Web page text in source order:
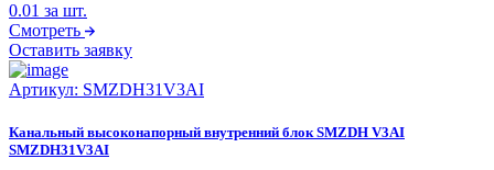
0.01 за шт.
Смотреть
Оставить заявку
Артикул: SMZDH31V3AI
Канальный высоконапорный внутренний блок SMZDH V3AI
SMZDH31V3AI